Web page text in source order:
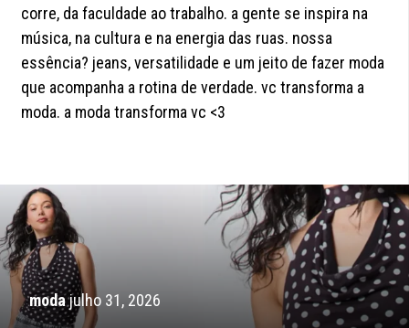
corre, da faculdade ao trabalho. a gente se inspira na
música, na cultura e na energia das ruas. nossa
essência? jeans, versatilidade e um jeito de fazer moda
que acompanha a rotina de verdade. vc transforma a
moda. a moda transforma vc <3
modajulho 31, 2026